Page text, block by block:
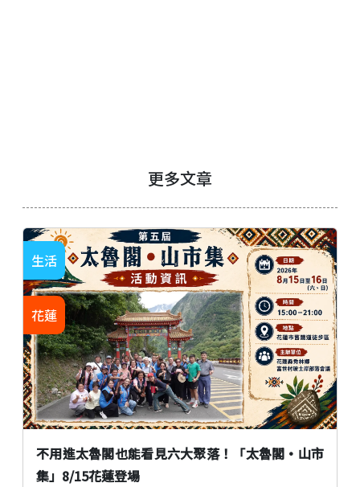
更多文章
不用進太魯閣也能看見六大聚落！「太魯閣•山市
集」8/15花蓮登場
生活
花蓮